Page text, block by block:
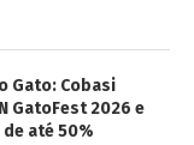
Gato: Cobasi
GatoFest 2026 e
até 50%